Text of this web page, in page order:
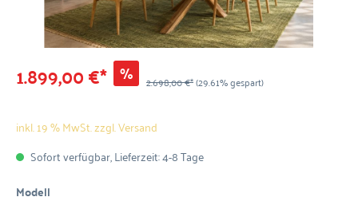
1.899,00 €* % 2.698,00 €*(29.61% gespart)
inkl. 19 % MwSt. zzgl. Versand
Sofort verfügbar, Lieferzeit: 4-8 Tage
Modell